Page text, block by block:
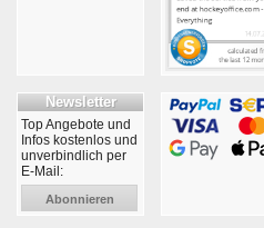
Newsletter
Top Angebote und
Infos kostenlos und
unverbindlich per
E-Mail:
Abonnieren